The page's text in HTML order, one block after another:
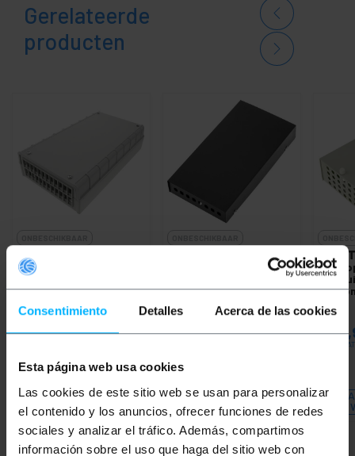
Consentimiento Detalles Acerca de las cookies
Esta página web usa cookies
Las cookies de este sitio web se usan para personalizar
el contenido y los anuncios, ofrecer funciones de redes
sociales y analizar el tráfico. Además, compartimos
información sobre el uso que haga del sitio web con
Gerelateerde
producten
BEMATIK
beige kunststof
aansluitklemmenkast
van glasvezel
PVP
€24,06
PVD
€20,12
LAAT ME WETEN
WANNEER ER
VOORRAAD IS
8 ST zwarte
metaalvezel optische
PVP
€12,89
PVD
€11,00
LAAT ME WETEN
WANNEER ER
VOORRAAD IS
ST-
PVP
€